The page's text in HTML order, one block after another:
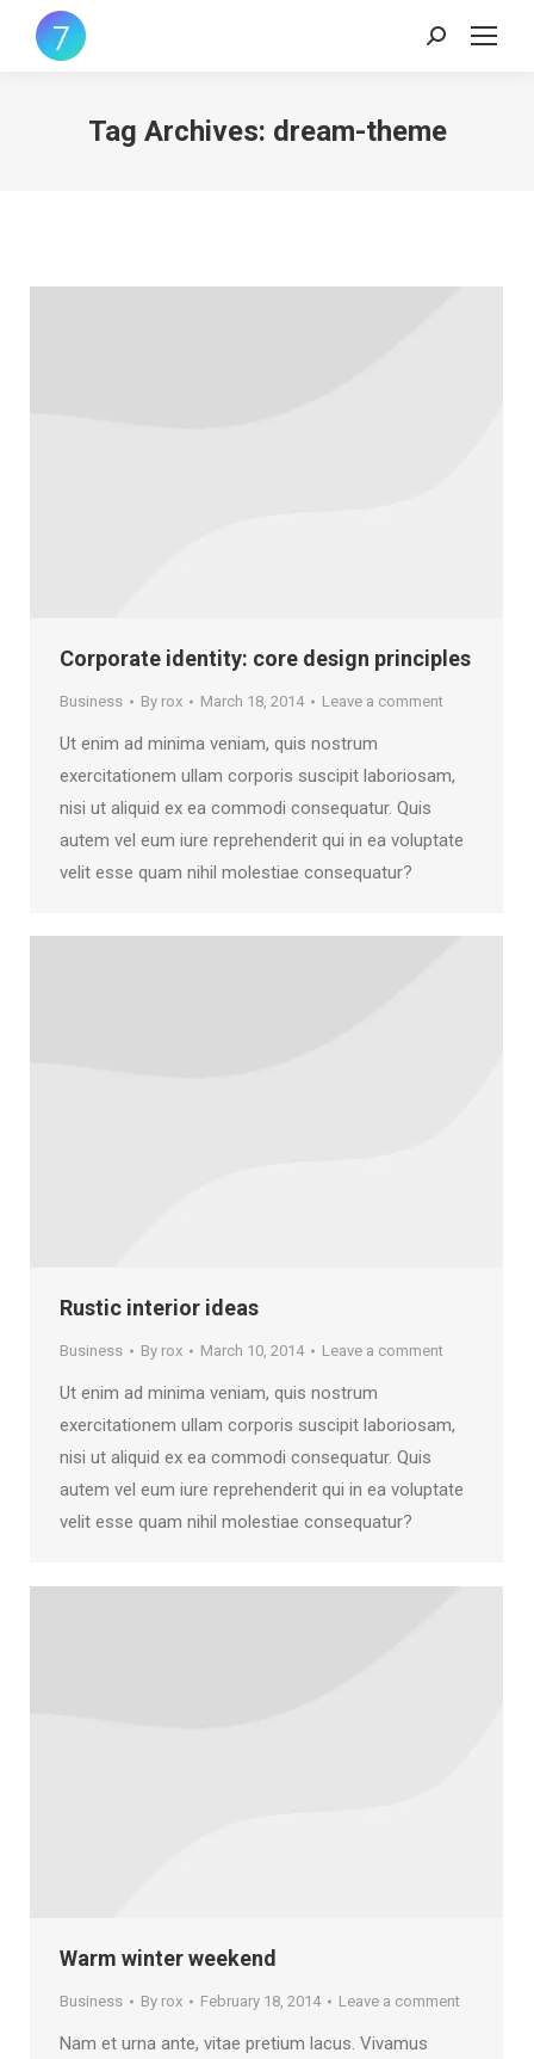
Search:
Tag Archives: dream-theme
Corporate identity: core design principles
Business By rox March 18, 2014 Leave a comment
Ut enim ad minima veniam, quis nostrum
exercitationem ullam corporis suscipit laboriosam,
nisi ut aliquid ex ea commodi consequatur. Quis
autem vel eum iure reprehenderit qui in ea voluptate
velit esse quam nihil molestiae consequatur?
Rustic interior ideas
Business By rox March 10, 2014 Leave a comment
Ut enim ad minima veniam, quis nostrum
exercitationem ullam corporis suscipit laboriosam,
nisi ut aliquid ex ea commodi consequatur. Quis
autem vel eum iure reprehenderit qui in ea voluptate
velit esse quam nihil molestiae consequatur?
Warm winter weekend
Business By rox February 18, 2014 Leave a comment
Nam et urna ante, vitae pretium lacus. Vivamus